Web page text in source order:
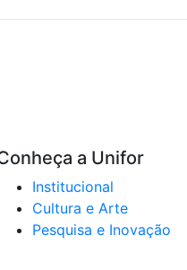
a Unifor
Institucional
Cultura e Arte
Pesquisa e Inovação